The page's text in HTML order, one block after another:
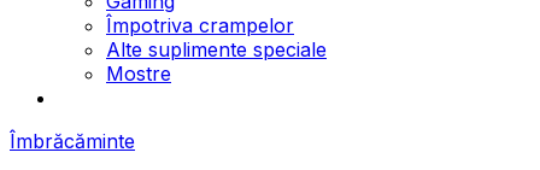
Împotriva crampelor
Alte suplimente speciale
Mostre
Îmbrăcăminte